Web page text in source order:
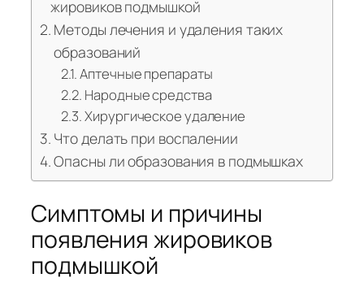
жировиков подмышкой
Методы лечения и удаления таких
образований
Аптечные препараты
Народные средства
Хирургическое удаление
Что делать при воспалении
Опасны ли образования в подмышках
Симптомы и причины
появления жировиков
подмышкой